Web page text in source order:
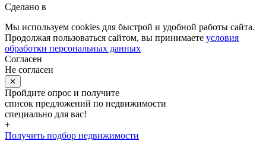
Сделано в
Мы используем cookies для быстрой и удобной работы сайта.
Продолжая пользоваться сайтом, вы принимаете условия
обработки персональных данных
Согласен
Не согласен
✕
Пройдите опрос и получите
список предложений по недвижимости
специально для вас!
+
Получить подбор недвижимости